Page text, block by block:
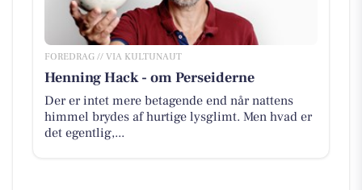
FOREDRAG // VIA KULTUNAUT
Henning Hack - om Perseiderne
Der er intet mere betagende end når nattens
himmel brydes af hurtige lysglimt. Men hvad er
det egentlig,...